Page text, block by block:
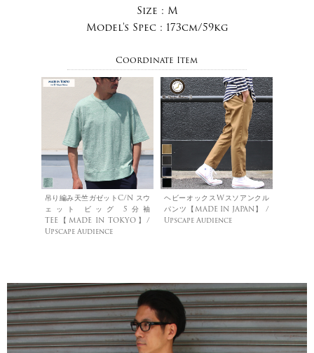
Size : M
Model's Spec : 173cm/59kg
Coordinate Item
吊り編み天竺ガゼットC/N スウ
ェット ビッグ 5分袖
TEE【MADE IN TOKYO】/
Upscape Audience
ヘビーオックスWスソアンクル
パンツ【MADE IN JAPAN】 /
Upscape Audience